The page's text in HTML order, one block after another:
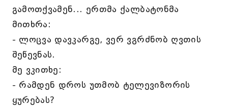
გამოთქვამენ... ერთმა ქალბატონმა
მითხრა:
- ლოცვა დავკარგე, ვერ ვგრძნობ ღვთის
შეწევნას.
მე ვკითხე:
- რამდენ დროს უთმობ ტელევიზორის
ყურებას?